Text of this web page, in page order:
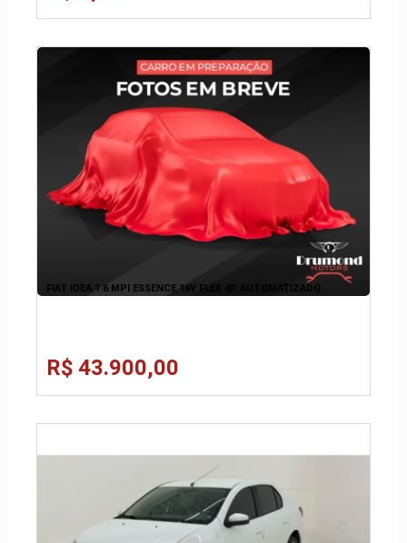
FIAT IDEA 1.6 MPI ESSENCE 16V FLEX 4P AUTOMATIZADO
R$ 43.900,00